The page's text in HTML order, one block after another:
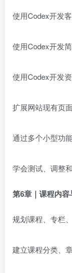
使用Codex开发
使用Codex开发
使用Codex开发
扩展网站现有页
通过多个小型功
学会测试、调整
第6章｜课程内
规划课程、专栏
建立课程分类、